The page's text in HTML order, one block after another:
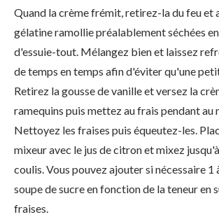
Quand la crème frémit, retirez-la du feu et
gélatine ramollie préalablement séchées
d'essuie-tout. Mélangez bien et laissez
de temps en temps afin d'éviter qu'une
Retirez la gousse de vanille et versez la
ramequins puis mettez au frais pendant au
Nettoyez les fraises puis équeutez-les.
mixeur avec le jus de citron et mixez
coulis. Vous pouvez ajouter si nécessaire 1
soupe de sucre en fonction de la teneur en
fraises.